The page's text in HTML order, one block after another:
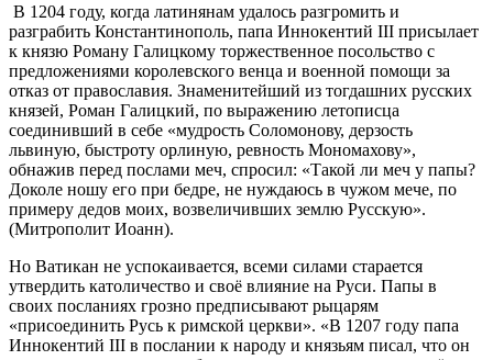
В 1204 году, когда латинянам удалось разгромить и
разграбить Константинополь, папа Иннокентий III присылает
к князю Роману Галицкому торжественное посольство с
предложениями королевского венца и военной помощи за
отказ от православия. Знаменитейший из тогдашних русских
князей, Роман Галицкий, по выражению летописца
соединивший в себе «мудрость Соломонову, дерзость
львиную, быстроту орлиную, ревность Мономахову»,
обнажив перед послами меч, спросил: «Такой ли меч у папы?
Доколе ношу его при бедре, не нуждаюсь в чужом мече, по
примеру дедов моих, возвеличивших землю Русскую».
(Митрополит Иоанн).
Но Ватикан не успокаивается, всеми силами старается
утвердить католичество и своё влияние на Руси. Папы в
своих посланиях грозно предписывают рыцарям
«присоединить Русь к римской церкви». «В 1207 году папа
Иннокентий III в послании к народу и князьям писал, что он